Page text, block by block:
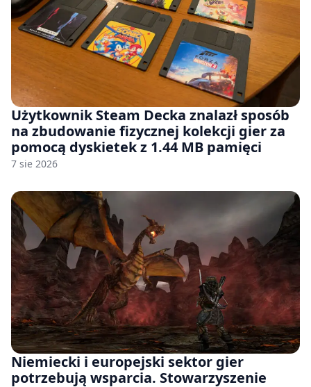
Użytkownik Steam Decka znalazł sposób
na zbudowanie fizycznej kolekcji gier za
pomocą dyskietek z 1.44 MB pamięci
7 sie 2026
Niemiecki i europejski sektor gier
potrzebują wsparcia. Stowarzyszenie